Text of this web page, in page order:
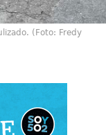
(Foto: Fredy